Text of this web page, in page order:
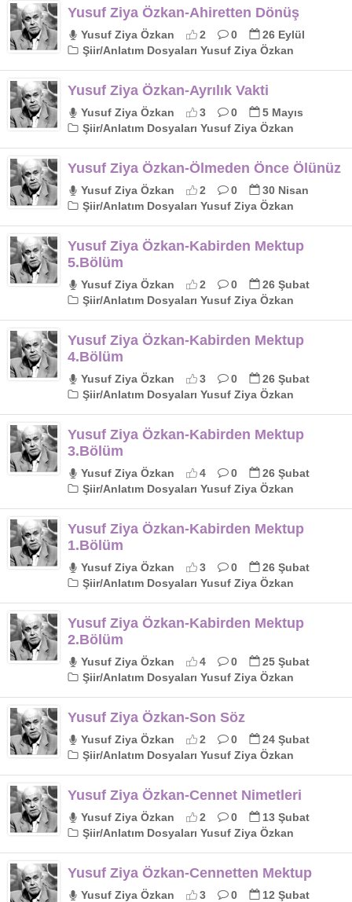
Yusuf Ziya Özkan-Ahiretten Dönüş
Yusuf Ziya Özkan 2 0
26 Eylül
Şiir/Anlatım Dosyaları Yusuf Ziya Özkan
Yusuf Ziya Özkan-Ayrılık Vakti
Yusuf Ziya Özkan 3 0
5 Mayıs
Şiir/Anlatım Dosyaları Yusuf Ziya Özkan
Yusuf Ziya Özkan-Ölmeden Önce Ölünüz
Yusuf Ziya Özkan 2 0
30 Nisan
Şiir/Anlatım Dosyaları Yusuf Ziya Özkan
Yusuf Ziya Özkan-Kabirden Mektup
5.Bölüm
Yusuf Ziya Özkan 2 0
26 Şubat
Şiir/Anlatım Dosyaları Yusuf Ziya Özkan
Yusuf Ziya Özkan-Kabirden Mektup
4.Bölüm
Yusuf Ziya Özkan 3 0
26 Şubat
Şiir/Anlatım Dosyaları Yusuf Ziya Özkan
Yusuf Ziya Özkan-Kabirden Mektup
3.Bölüm
Yusuf Ziya Özkan 4 0
26 Şubat
Şiir/Anlatım Dosyaları Yusuf Ziya Özkan
Yusuf Ziya Özkan-Kabirden Mektup
1.Bölüm
Yusuf Ziya Özkan 3 0
26 Şubat
Şiir/Anlatım Dosyaları Yusuf Ziya Özkan
Yusuf Ziya Özkan-Kabirden Mektup
2.Bölüm
Yusuf Ziya Özkan 4 0
25 Şubat
Şiir/Anlatım Dosyaları Yusuf Ziya Özkan
Yusuf Ziya Özkan-Son Söz
Yusuf Ziya Özkan 2 0
24 Şubat
Şiir/Anlatım Dosyaları Yusuf Ziya Özkan
Yusuf Ziya Özkan-Cennet Nimetleri
Yusuf Ziya Özkan 2 0
13 Şubat
Şiir/Anlatım Dosyaları Yusuf Ziya Özkan
Yusuf Ziya Özkan-Cennetten Mektup
Yusuf Ziya Özkan 3 0
12 Şubat